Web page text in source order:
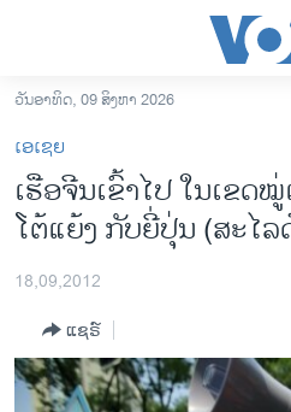
ເຂົ້າ
ຫາ
ຂ້າມ
ຂ້າມ
ຂ້າມ
ຫາ
ລາວ
ອາເມຣິກາ
ການເລືອກຕັ້ງ ປະທານາທີບໍດີ ສະຫະລັ
ຂ່າວ​ຈີນ
ໂລກ
ເອເຊຍ
ວັນອາທິດ, 09 ສິງຫາ 2026
ເອເຊຍ
ເຮືອຈີນເຂົ້າໄປ ໃນເຂດ
ໂຕ້ແຍ້ງ ກັບຍີ່ປຸ່ນ (ສະໄລ
18,09,2012
ແຊຣ໌